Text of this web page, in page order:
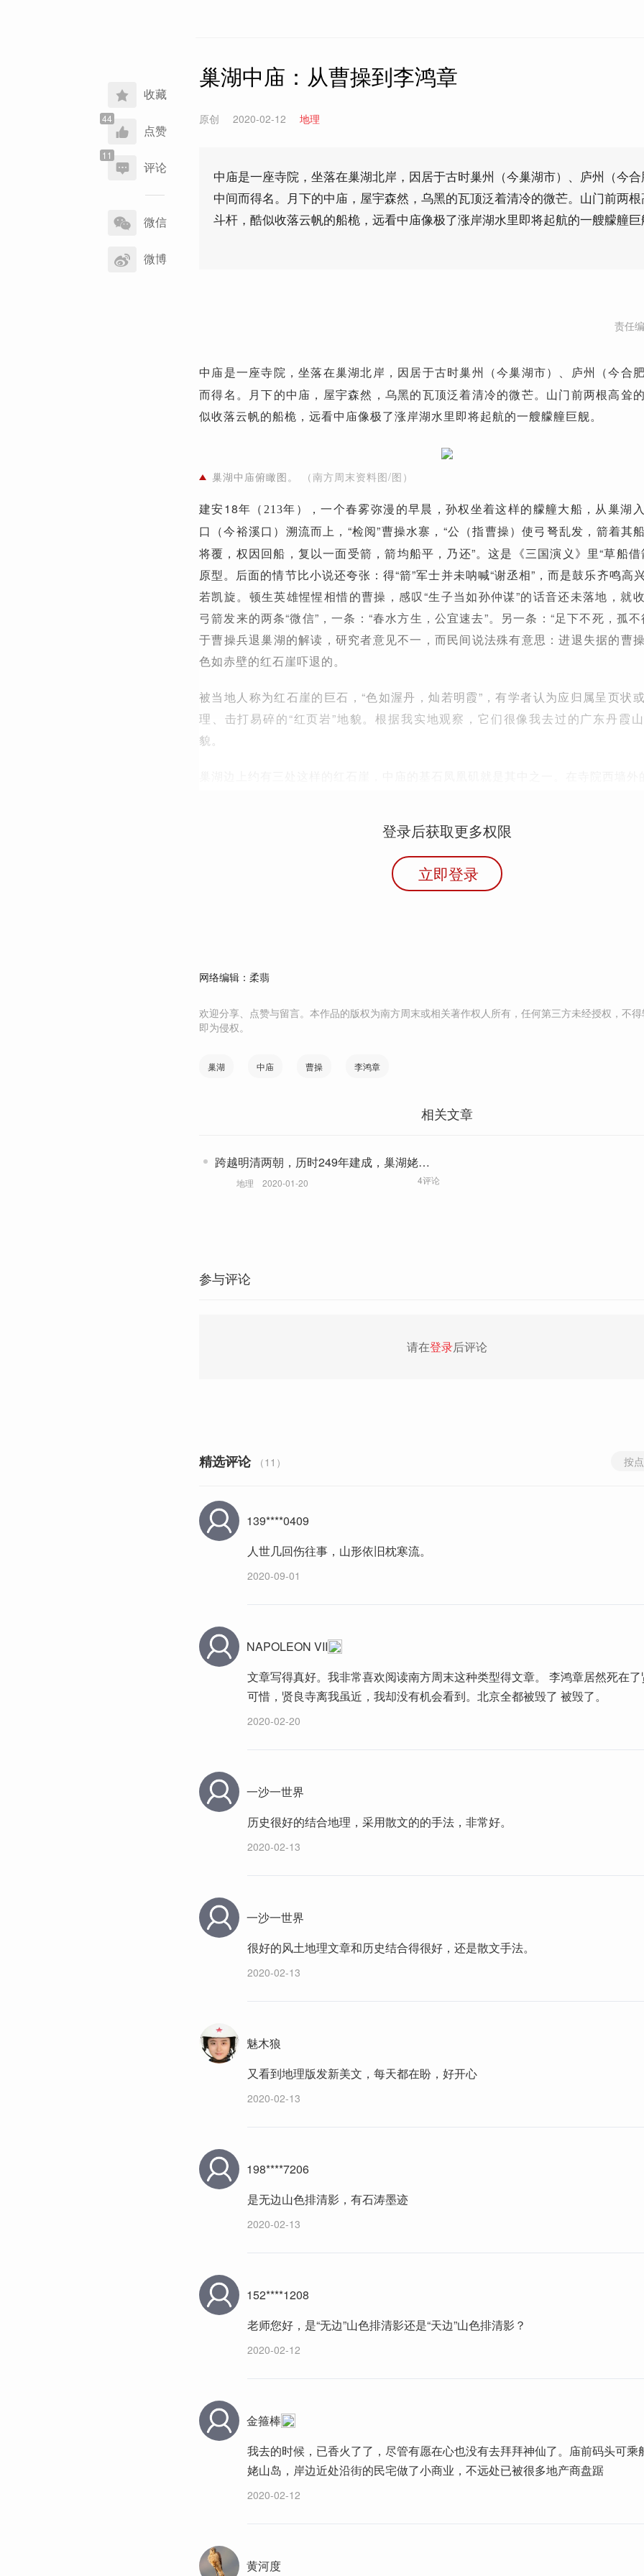
收藏
点赞
评论
享
到
微信
微博
巢湖中庙：从曹操到李鸿章
原创 2020-02-12 地理
中庙是一座寺院，坐落在巢湖北岸，因居于古时巢州（今巢湖市）、庐州（今合
中间而得名。月下的中庙，屋宇森然，乌黑的瓦顶泛着清冷的微芒。山门前两
斗杆，酷似收落云帆的船桅，远看中庙像极了涨岸湖水里即将起航的一艘艨艟巨
责任
中庙是一座寺院，坐落在巢湖北岸，因居于古时巢州（今巢湖市）、庐州（今合
而得名。月下的中庙，屋宇森然，乌黑的瓦顶泛着清冷的微芒。山门前两根高耸
似收落云帆的船桅，远看中庙像极了涨岸湖水里即将起航的一艘艨艟巨舰。
巢湖中庙俯瞰图。 （南方周末资料图/图）
建安18年（ 213年 ），一个春雾弥漫的早晨，孙权坐着这样的艨艟大船，从巢湖
口（今裕溪口 ）溯流而上，“检阅”曹操水寨，“公（指曹操）使弓弩乱发，箭着其
将覆，权因回船，复以一面受箭，箭均船平，乃还”。这是《三国演义》里“草船借
原型。后面的情节比小说还夸张：得“箭”军士并未呐喊“谢丞相”，而是鼓乐齐鸣高
若凯旋。顿生英雄惺惺相惜的曹操，感叹“生子当如孙仲谋”的话音还未落地，就
弓箭发来的两条“微信”，一条：“春水方生，公宜速去”。另一条：“足下不死，孤不
于曹操兵退巢湖的解读，研究者意见不一，而民间说法殊有意思：进退失据的曹
色如赤壁的红石崖吓退的。
被当地人称为红石崖的巨石，“色如渥丹，灿若明霞”，有学者认为应归属呈页状
理、击打易碎的“红页岩”地貌。根据我实地观察，它们很像我去过的广东丹霞
貌。
登录后获取更多权限
立即登录
网络编辑：柔翡
欢迎分享、点赞与留言。本作品的版权为南方周末或相关著作权人所有，任何第三方未经授权，不
即为侵权。
巢湖 中庙 曹操 李鸿章
相关文章
跨越明清两朝，历时249年建成，巢湖姥山
塔的传奇
地理 2020-01-20 4评论
参与评论
请在登录后评论
精选评论 （11） 按
139****0409
人世几回伤往事，山形依旧枕寒流。
2020-09-01
NAPOLEON VII
文章写得真好。我非常喜欢阅读南方周末这种类型得文章。 李鸿章居然死在了
可惜，贤良寺离我虽近，我却没有机会看到。北京全都被毁了 被毁了。
2020-02-20
一沙一世界
历史很好的结合地理，采用散文的的手法，非常好。
2020-02-13
一沙一世界
很好的风土地理文章和历史结合得很好，还是散文手法。
2020-02-13
魅木狼
又看到地理版发新美文，每天都在盼，好开心
2020-02-13
198****7206
是无边山色排清影，有石涛墨迹
2020-02-13
152****1208
老师您好，是“无边”山色排清影还是“天边”山色排清影？
2020-02-12
金箍棒
我去的时候，已香火了了，尽管有愿在心也没有去拜拜神仙了。庙前码头可乘
姥山岛，岸边近处沿街的民宅做了小商业，不远处已被很多地产商盘踞
2020-02-12
黄河度